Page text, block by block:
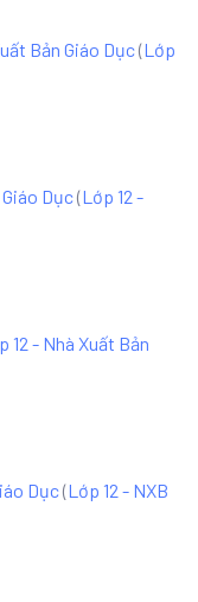
Bản Giáo Dục(Lớp
Dục(Lớp 12 -
12 - Nhà Xuất Bản
Dục(Lớp 12 - NXB